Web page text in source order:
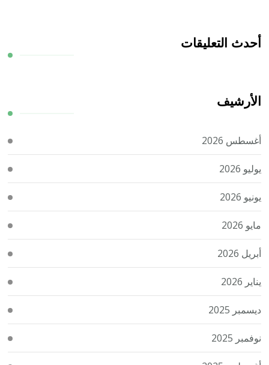
أحدث التعليقات
الأرشيف
أغسطس 2026
يوليو 2026
يونيو 2026
مايو 2026
أبريل 2026
يناير 2026
ديسمبر 2025
نوفمبر 2025